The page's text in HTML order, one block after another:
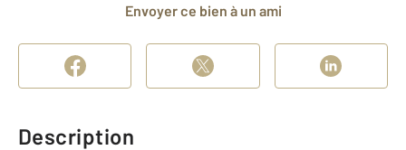
Envoyer ce bien à un ami
Description